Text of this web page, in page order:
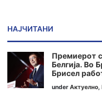
НАЈЧИТАНИ
Премиерот
Белгија. Во
Брисел
under Актуелно,